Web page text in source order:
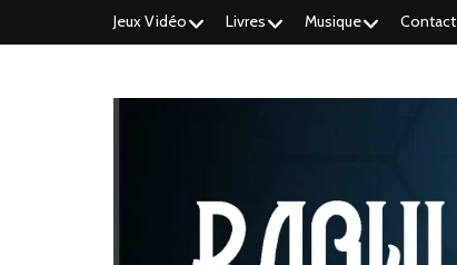
Jeux Vidéo Livres Musique Contact